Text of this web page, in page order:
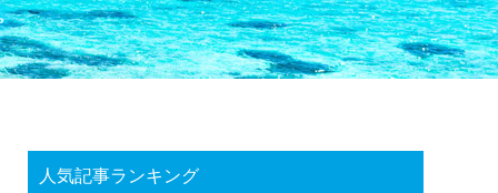
人気記事ランキング